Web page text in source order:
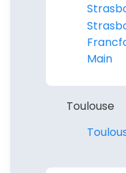
Main
Toulouse